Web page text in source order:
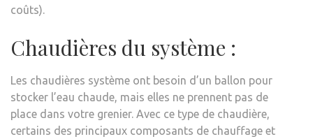
coûts).
Chaudières du système :
Les chaudières système ont besoin d’un ballon pour
stocker l’eau chaude, mais elles ne prennent pas de
place dans votre grenier. Avec ce type de chaudière,
certains des principaux composants de chauffage et